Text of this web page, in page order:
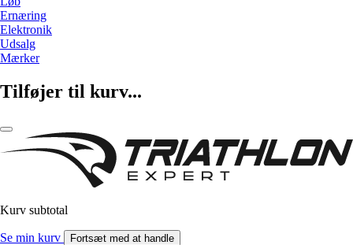
Ernæring
Elektronik
Udsalg
Mærker
Tilføjer til kurv...
Kurv subtotal
Se min kurv Fortsæt med at handle